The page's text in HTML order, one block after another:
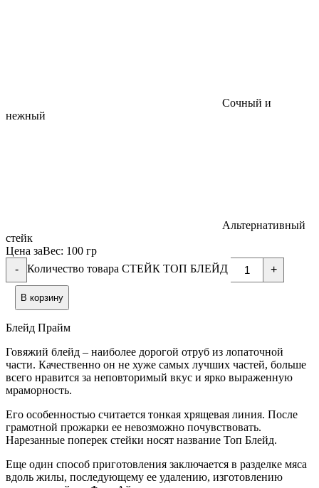
Сочный и
нежный
Альтернативный
стейк
Цена заВес: 100 гр
-
Количество товара СТЕЙК ТОП БЛЕЙД +
В корзину
Блейд Прайм
Говяжий блейд – наиболее дорогой отруб из лопаточной
части. Качественно он не хуже самых лучших частей, больше
всего нравится за неповторимый вкус и ярко выраженную
мраморность.
Его особенностью считается тонкая хрящевая линия. После
грамотной прожарки ее невозможно почувствовать.
Нарезанные поперек стейки носят название Топ Блейд.
Еще один способ приготовления заключается в разделке мяса
вдоль жилы, последующему ее удалению, изготовлению